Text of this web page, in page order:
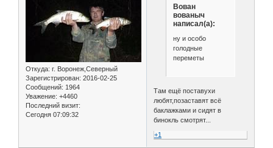
Откуда: г. Воронеж,Северный
Зарегистрирован: 2016-02-25
Сообщений: 1964
Уважение: +4460
Последний визит:
Сегодня 07:09:32
Вован
вованыч
написал(а):
ну и особо
голодные
переметы
Там ещё поставухи
любят,позаставят всё
баклажками и сидят в
бинокль смотрят...
+1